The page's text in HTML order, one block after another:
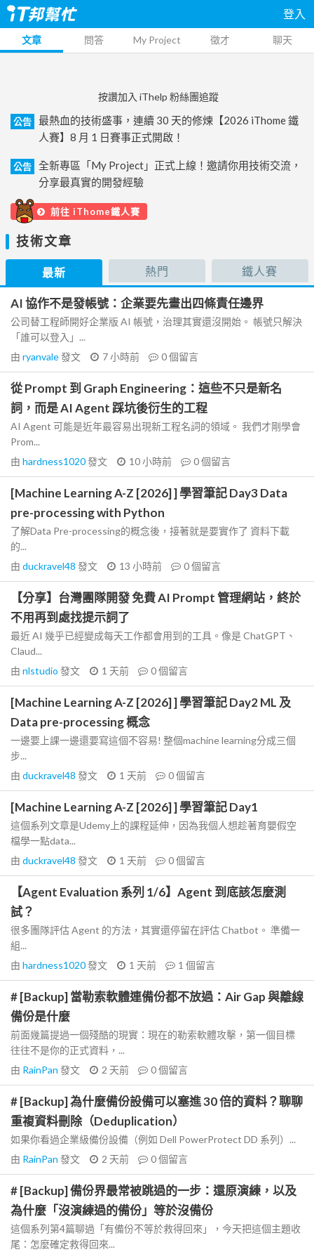
登入
文章 問答 My Project 徵才 聊天
按讚加入 iThelp 粉絲團追蹤
公告
最熱血的技術盛事，連續 30 天的修煉【2026 iThome 鐵
人賽】8 月 1 日賽事正式開啟！
公告
全新專區「My Project」正式上線！邀請你用技術交流，
分享最真實的開發經驗
前往 iThome鐵人賽
技術文章
最新 熱門 鐵人賽
AI 協作不是發帳號：企業要先畫出四條責任邊界
公司替工程師開好企業版 AI 帳號，治理其實還沒開始。 帳號只解決
「誰可以登入」...
由 ryanvale發文 7 小時前 0個留言
從 Prompt 到 Graph Engineering：這些不只是新名
詞，而是 AI Agent 踩坑後衍生的工程
AI Agent 可能是近年最容易出現新工程名詞的領域。 我們才剛學會
Prom...
由 hardness1020發文 10 小時前 0個留言
[Machine Learning A-Z [2026] ] 學習筆記 Day3 Data
pre-processing with Python
了解Data Pre-processing的概念後，接著就是要實作了 資料下載
的...
由 duckravel48 發文 13 小時前 0個留言
【分享】台灣團隊開發 免費 AI Prompt 管理網站，終於
不用再到處找提示詞了
最近 AI 幾乎已經變成每天工作都會用到的工具。像是 ChatGPT、
Claud...
由 nlstudio 發文 1 天前 0個留言
[Machine Learning A-Z [2026] ] 學習筆記 Day2 ML 及
Data pre-processing 概念
一邊要上課一邊還要寫這個不容易! 整個machine learning分成三個
步...
由 duckravel48 發文 1 天前 0個留言
[Machine Learning A-Z [2026] ] 學習筆記 Day1
這個系列文章是Udemy上的課程延伸，因為我個人想趁著育嬰假空
檔學一點data...
由 duckravel48 發文 1 天前 0個留言
【Agent Evaluation 系列 1/6】Agent 到底該怎麼測
試？
很多團隊評估 Agent 的方法，其實還停留在評估 Chatbot。 準備一
組...
由 hardness1020發文 1 天前 1 個留言
# [Backup] 當勒索軟體連備份都不放過：Air Gap 與離線
備份是什麼
前面幾篇提過一個殘酷的現實：現在的勒索軟體攻擊，第一個目標
往往不是你的正式資料，...
由 RainPan 發文 2 天前 0個留言
# [Backup] 為什麼備份設備可以塞進 30 倍的資料？聊聊
重複資料刪除（Deduplication）
如果你看過企業級備份設備（例如 Dell PowerProtect DD 系列）...
由 RainPan 發文 2 天前 0個留言
# [Backup] 備份界最常被跳過的一步：還原演練，以及
為什麼「沒演練過的備份」等於沒備份
這個系列第4篇聊過「有備份不等於救得回來」，今天把這個主題收
尾：怎麼確定救得回來...